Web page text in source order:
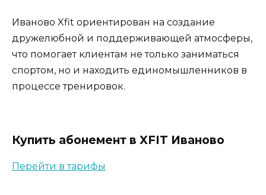
Иваново Xfit ориентирован на создание
дружелюбной и поддерживающей атмосферы,
что помогает клиентам не только заниматься
спортом, но и находить единомышленников в
процессе тренировок.
Купить абонемент в XFIT Иваново
Перейти в тарифы